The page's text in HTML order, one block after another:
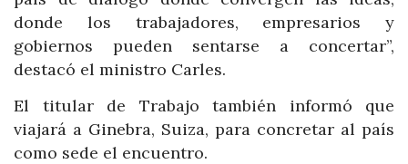
donde los trabajadores, empresarios y
gobiernos pueden sentarse a concertar”,
destacó el ministro Carles.
El titular de Trabajo también informó que
viajará a Ginebra, Suiza, para concretar al país
como sede el encuentro.